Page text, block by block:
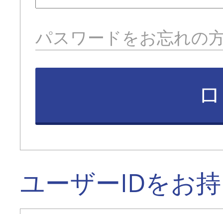
パスワードをお忘れの
ユーザーIDをお